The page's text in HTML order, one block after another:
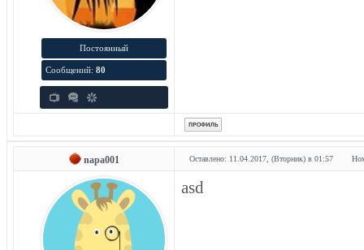
Постоянный
Сообщений: 80
napa001 Оставлено: 11.04.2017, (Вторник) в 01:57
asd